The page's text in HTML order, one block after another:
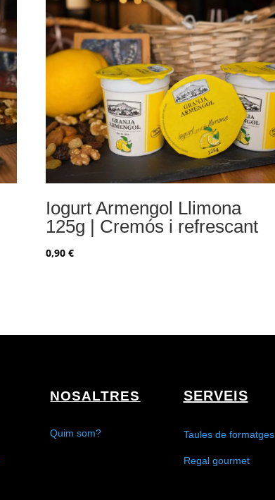
Iogurt Armengol Llimona
125g | Cremós i refrescant
0,90 €
NOSALTRES
Quim som?
SERVEIS
Taules de formatges
Regal gourmet